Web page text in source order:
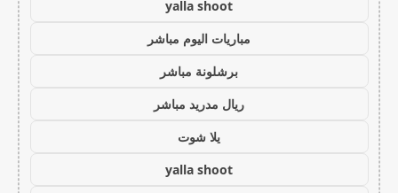
yalla shoot
مباريات اليوم مباشر
برشلونة مباشر
ريال مدريد مباشر
يلا شوت
yalla shoot